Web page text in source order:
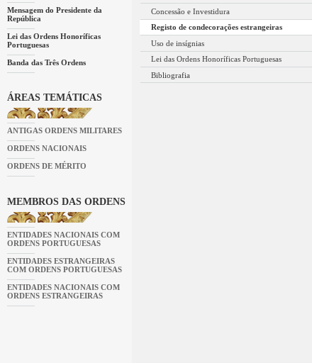
Mensagem do Presidente da
República
Lei das Ordens Honoríficas
Portuguesas
Banda das Três Ordens
ÁREAS TEMÁTICAS
ANTIGAS ORDENS MILITARES
ORDENS NACIONAIS
ORDENS DE MÉRITO
MEMBROS DAS ORDENS
ENTIDADES NACIONAIS COM
ORDENS PORTUGUESAS
ENTIDADES ESTRANGEIRAS
COM ORDENS PORTUGUESAS
ENTIDADES NACIONAIS COM
ORDENS ESTRANGEIRAS
Concessão e Investidura
Registo de condecorações estrangeiras
Uso de insígnias
Lei das Ordens Honoríficas Portuguesas
Bibliografia